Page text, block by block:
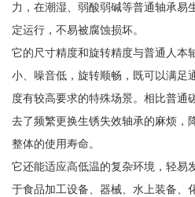
力，在潮湿、弱酸弱碱等普通轴承易
定运行，不易被腐蚀损坏。
它的尺寸精度和旋转精度与普通人本
小、噪音低，旋转顺畅，既可以满足
度有较高要求的特殊场景。相比普通
去了频繁更换生锈失效轴承的麻烦，
整体的使用寿命。
它还能适应高低温的复杂环境，轻易
于食品加工设备、器械、水上装备、